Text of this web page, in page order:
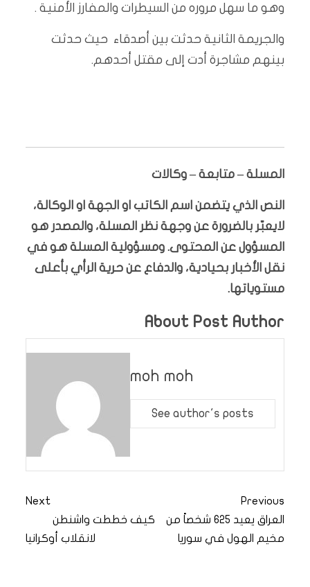
وهو ما سهل مروره من السيطرات والمفارز الأمنية .
والجريمة الثانية حدثت بين أصدقاء حيث حدثت
بينهم مشاجرة أدت إلى مقتل أحدهم.
المسلة – متابعة – وكالات
النص الذي يتضمن اسم الكاتب او الجهة او الوكالة،
لايعبّر بالضرورة عن وجهة نظر المسلة، والمصدر هو
المسؤول عن المحتوى. ومسؤولية المسلة هو في
نقل الأخبار بحيادية، والدفاع عن حرية الرأي بأعلى
مستوياتها.
About Post Author
moh moh
See author's posts
Previous
العراق يعيد 625 شخصاً من
مخيم الهول في سوريا
Next
كيف خططت واشنطن
لانقلاب أوكرانيا